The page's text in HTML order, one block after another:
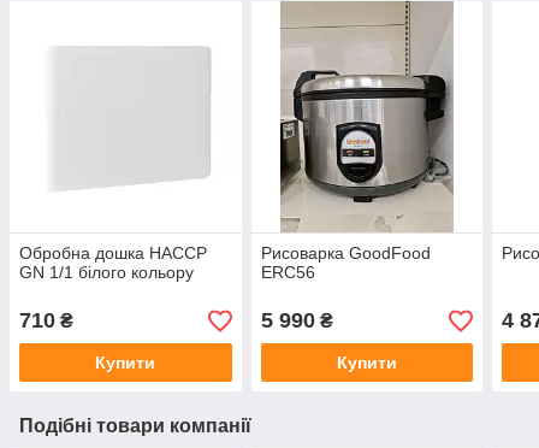
Обробна дошка HACCP
GN 1/1 білого кольору
710 ₴
Купити
Рисоварка GoodFood
ERC56
5 990₴
Купити
4
Подібні товари компанії